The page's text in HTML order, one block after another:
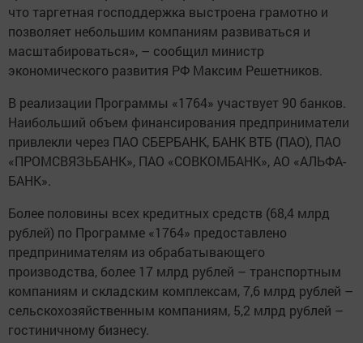
что таргетная господдержка выстроена грамотно и
позволяет небольшим компаниям развиваться и
масштабироваться», – сообщил министр
экономического развития РФ Максим Решетников.
В реализации Программы «1764» участвует 90 банков.
Наибольший объем финансирования предприниматели
привлекли через ПАО СБЕРБАНК, БАНК ВТБ (ПАО), ПАО
«ПРОМСВЯЗЬБАНК», ПАО «СОВКОМБАНК», АО «АЛЬФА-
БАНК».
Более половины всех кредитных средств (68,4 млрд
рублей) по Программе «1764» предоставлено
предпринимателям из обрабатывающего
производства, более 17 млрд рублей – транспортным
компаниям и складским комплексам, 7,6 млрд рублей –
сельскохозяйственным компаниям, 5,2 млрд рублей –
гостиничному бизнесу.